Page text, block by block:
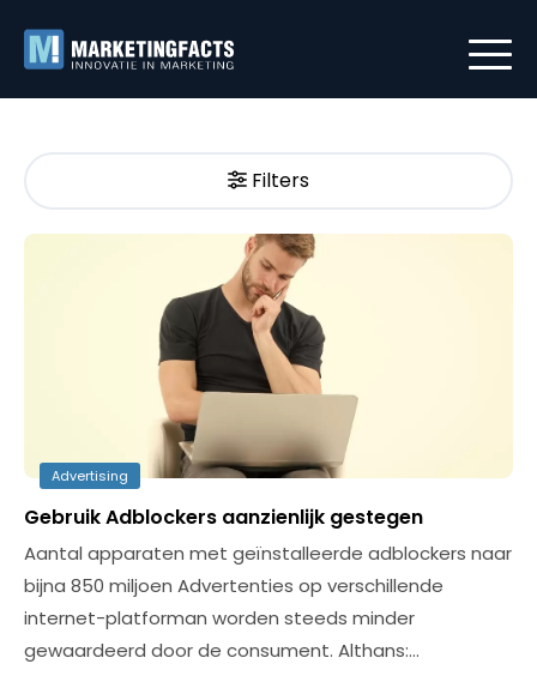
Filters
Advertising
Gebruik Adblockers aanzienlijk gestegen
Aantal apparaten met geïnstalleerde adblockers naar
bijna 850 miljoen Advertenties op verschillende
internet-platforman worden steeds minder
gewaardeerd door de consument. Althans:…